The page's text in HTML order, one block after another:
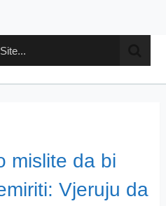
mislite da bi
Vjeruju da